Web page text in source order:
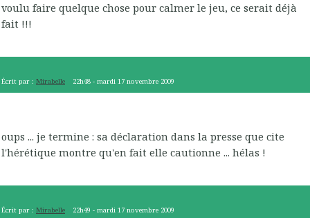
voulu faire quelque chose pour calmer le jeu, ce serait déjà
fait !!!
Écrit par : Mirabelle 22h48 -mardi 17 novembre 2009
oups ... je termine : sa déclaration dans la presse que cite
l'hérétique montre qu'en fait elle cautionne ... hélas !
Écrit par : Mirabelle 22h49 -mardi 17 novembre 2009